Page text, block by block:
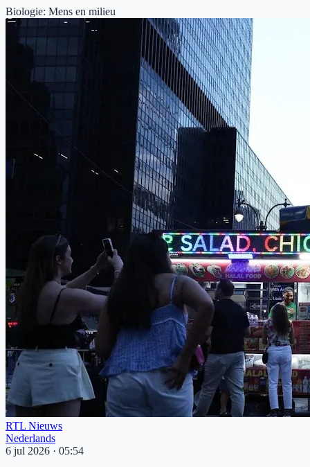
Biologie: Mens en milieu
RTL Nieuws
Nederlands
6 jul 2026 · 05:54